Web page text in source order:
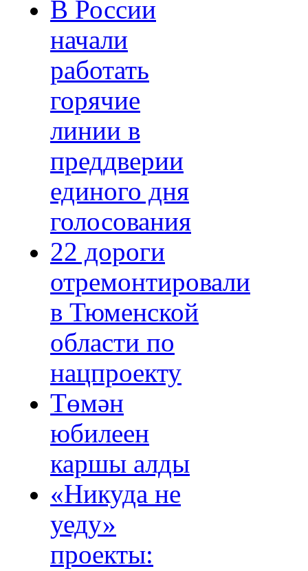
В России
начали
работать
горячие
линии в
преддверии
единого дня
голосования
22 дороги
отремонтировали
в Тюменской
области по
нацпроекту
Төмән
юбилеен
каршы алды
«Никуда не
уеду»
проекты: